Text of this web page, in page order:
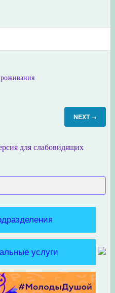
NEXT →
услуги